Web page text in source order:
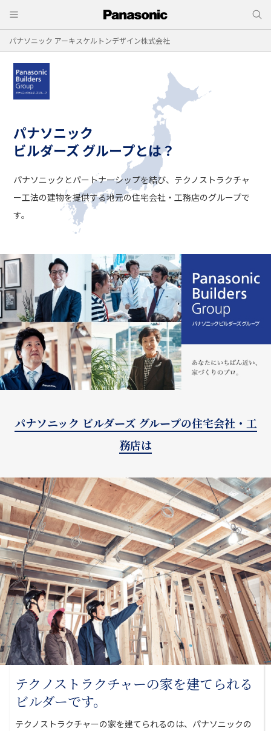
パナソニック アーキスケルトンデザイン株式会社
パナソニック
ビルダーズ グループとは？
パナソニックとパートナーシップを結び、 テクノストラクチャ
ー工法の建物を提供する地元の住宅会社・工務店のグループで
す。
パナソニック ビルダーズ グループの住宅会社・工
務店は
テクノストラクチャーの家を建てられる
ビルダーです。
テクノストラクチャーの家を建てられるのは、パナソニックの